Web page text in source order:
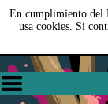
En cumplimiento del
usa cookies. Si